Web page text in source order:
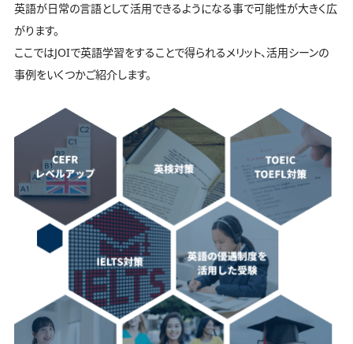
英語が日常の言語として活用できるようになる事で可能性が大きく広
がります。
ここではJOIで英語学習をすることで得られるメリット、活用シーンの
事例をいくつかご紹介します。